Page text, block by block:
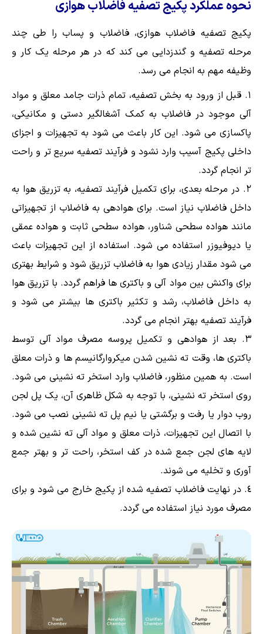
نحوه عملکرد پکیج تصفیه فاضلاب هوازی
پکیج تصفیه فاضلاب هوازی، فاضلاب و پساب را طی چند
مرحله تصفیه و گندزدایی می کند که در هر مرحله یک کار و
وظیفه مهم به انجام می رسد.
قبل از ورود به بخش تصفیه، تمام ذرات جامد معلق و مواد
آلی موجود در فاضلاب به کمک آشغالگیر دستی و مکانیکی،
پاکسازی می شود. این کار باعث می شود به تجهیزات و اجزای
داخلی پکیج آسیب وارد نشود و فرآیند تصفیه سریع تر و راحت
تر انجام گردد.
در مرحله بعدی، برای تکمیل فرآیند تصفیه، به تزریق هوا به
داخل فاضلاب نیاز است. برای هوادهی به فاضلاب از تجهیزاتی
مانند هواده سطحی شناور، هواده سطحی ثابت و هواده عمقی
یا دیوفیوزر استفاده می شود. استفاده از این تجهیزات باعث
می شود مقدار زیادی هوا به فاضلاب تزریق شود و شرایط بهتری
برای واکنش بین مواد آلی و باکتری ها فراهم گردد. با تزریق هوا
به داخل فاضلاب، رشد و تکثیر باکتری ها بیشتر می شود و
فرآیند تصفیه بهتر انجام می گردد.
بعد از هوادهی و تکمیل پروسه مصرف مواد آلی توسط
باکتری ها، وقت ته نشین شدن میکروارگانیسم ها و ذرات معلق
است. به همین منظور، فاضلاب وارد استخر ته نشینی می شود.
روی استخر ته نشینی، با توجه به شکل ظاهری آن، یک پل لجن
روب دوار یا رفت و برگشتی یا نیم پل ته نشینی نصب می شود.
با اتصال این تجهیزات، ذرات معلق و مواد آلی ته نشین شده و
لایه های لجن جمع شده در کف استخر، راحت تر و بهتر جمع
آوری و تخلیه می شوند.
در نهایت فاضلاب تصفیه شده از پکیج خارج می شود و برای
مصرف مورد نیاز استفاده می گردد.